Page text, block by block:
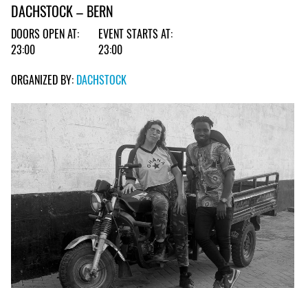
DACHSTOCK – BERN
DOORS OPEN AT:
23:00
EVENT STARTS AT:
23:00
ORGANIZED BY: DACHSTOCK